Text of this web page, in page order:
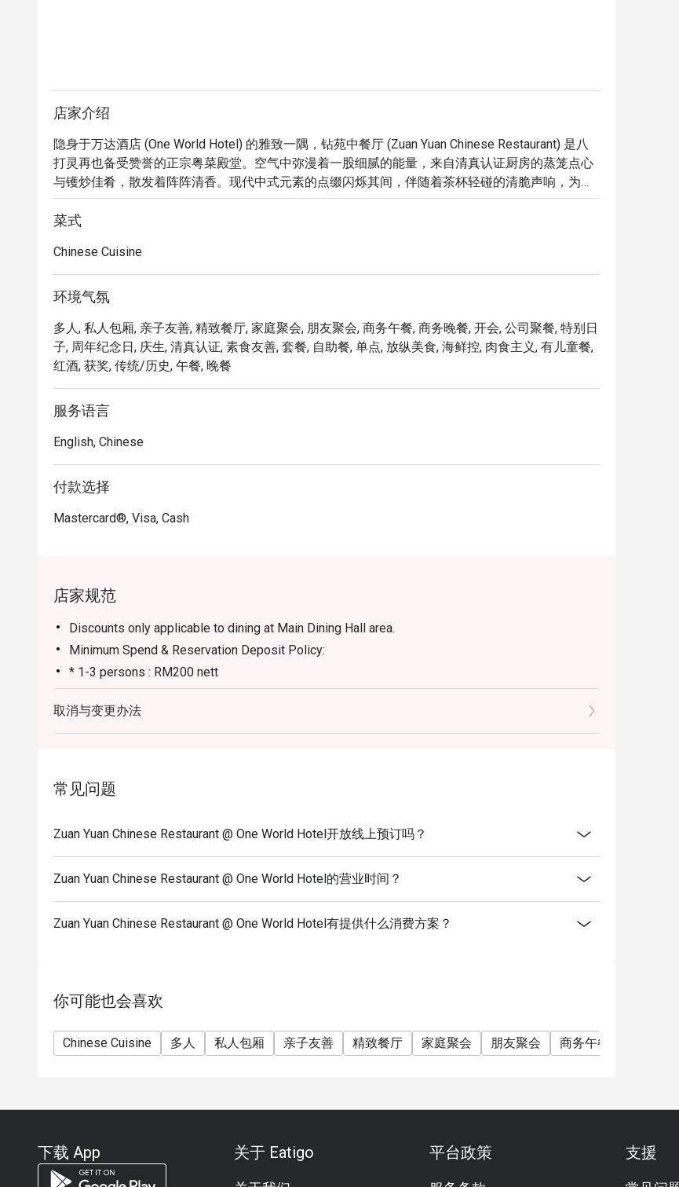
店家介绍
隐身于万达酒店 (One World Hotel) 的雅致一隅，钻苑中餐厅 (Zuan Yuan Chinese Restaurant) 是八
打灵再也备受赞誉的正宗粤菜殿堂。空气中弥漫着一股细腻的能量，来自清真认证厨房的蒸笼点心
与镬炒佳肴，散发着阵阵清香。现代中式元素的点缀闪烁其间，伴随着茶杯轻碰的清脆声响，为静
谧的对话交织出洗练的背景，使其成为寻觅传统风味的饕客们，绝不能错过的秘境瑰宝。
在这里的体验，是传统与精致之间的一场优雅共舞。细细品味遵循古法、匠心制作的招牌菜式，从
手工巧制的精致点心，到极鲜海味，道道皆是经典。这一切，都在静谧雅致的氛围中完美呈现，再
佐以温暖而贴心的服务，将平凡的一餐，化为珍藏于心的美好回忆。
🍽️ 精选推荐
・北京烤鸭 | 席间上演的经典巨献，由师傅在桌边为您片下完美鸭皮，肉质鲜嫩，口感酥脆。
・豉油皇蒸鳕鱼 | 新鲜就是王道，细致鱼肉浸润在咸香清雅的头抽酱汁中，鲜美尽现。
・精选点心 | 午间的精致享受，品尝如烧卖、虾饺等全手工制作的经典美味。
・精选中国茗茶 | 用一杯精心挑选的好茶升华您的用餐体验，从醇厚普洱到清雅茉莉，任君选择。
・自家特调凉饮 | 口感清爽的无酒精饮品，巧妙平衡佳肴的丰腴滋味。
菜式
Chinese Cuisine
环境气氛
多人, 私人包厢, 亲子友善, 精致餐厅, 家庭聚会, 朋友聚会, 商务午餐, 商务晚餐, 开会, 公司聚餐, 特别日
子, 周年纪念日, 庆生, 清真认证, 素食友善, 套餐, 自助餐, 单点, 放纵美食, 海鲜控, 肉食主义, 有儿童餐,
红酒, 获奖, 传统/历史, 午餐, 晚餐
服务语言
English, Chinese
付款选择
Mastercard®, Visa, Cash
店家规范
Discounts only applicable to dining at Main Dining Hall area.
Minimum Spend & Reservation Deposit Policy:
* 1-3 persons : RM200 nett
* 4 persons & above : RM400 nett
Redemption Code must be presented upon arrival. Failure to do so may result in full non-
discounted payment being charged.
取消与变更办法
常见问题
Zuan Yuan Chinese Restaurant @ One World Hotel开放线上预订吗？
Zuan Yuan Chinese Restaurant @ One World Hotel的营业时间？
Zuan Yuan Chinese Restaurant @ One World Hotel有提供什么消费方案？
你可能也会喜欢
Chinese Cuisine 多人 私人包厢 亲子友善 精致餐厅 家庭聚会 朋友聚会 商务午餐
下载 App 关于 Eatigo 平台政策 支援